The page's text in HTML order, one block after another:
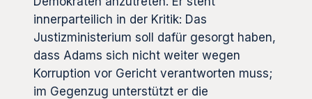
innerparteilich in der Kritik: Das
Justizministerium soll dafür gesorgt haben,
dass Adams sich nicht weiter wegen
Korruption vor Gericht verantworten muss;
im Gegenzug unterstützt er die